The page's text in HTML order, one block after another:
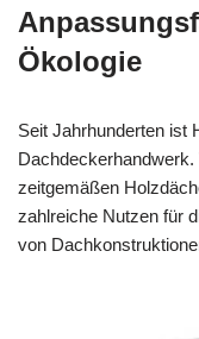
Ökologie
Seit Jahrhunderten ist
zeitgemäßen
zahlreiche Nutzen für
von